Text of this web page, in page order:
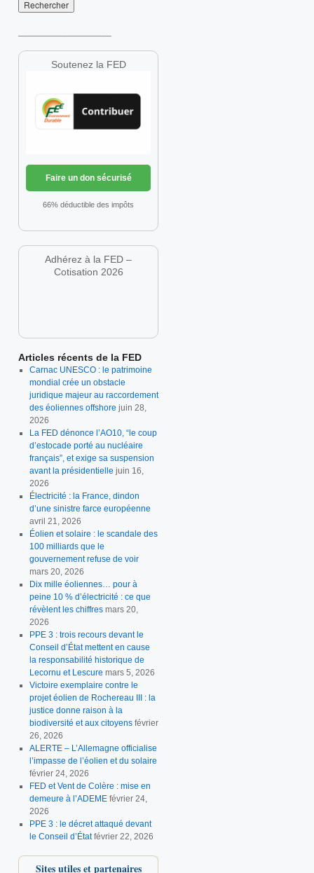
Soutenez la FED
Faire un don sécurisé
66% déductible des impôts
Adhérez à la FED –
Cotisation 2026
Articles récents de la FED
Carnac UNESCO : le patrimoine
mondial crée un obstacle
juridique majeur au raccordement
des éoliennes offshore juin 28,
2026
La FED dénonce l’AO10, “le coup
d’estocade porté au nucléaire
français”, et exige sa suspension
avant la présidentielle juin 16,
2026
Électricité : la France, dindon
d’une sinistre farce européenne
avril 21, 2026
Éolien et solaire : le scandale des
100 milliards que le
gouvernement refuse de voir
mars 20, 2026
Dix mille éoliennes… pour à
peine 10 % d’électricité : ce que
révèlent les chiffres mars 20,
2026
PPE 3 : trois recours devant le
Conseil d’État mettent en cause
la responsabilité historique de
Lecornu et Lescure mars 5, 2026
Victoire exemplaire contre le
projet éolien de Rochereau III : la
justice donne raison à la
biodiversité et aux citoyens février
26, 2026
ALERTE – L’Allemagne officialise
l’impasse de l’éolien et du solaire
février 24, 2026
FED et Vent de Colère : mise en
demeure à l’ADEME février 24,
2026
PPE 3 : le décret attaqué devant
le Conseil d’État février 22, 2026
Sites utiles et partenaires
SellExpert
Douar Pourleth